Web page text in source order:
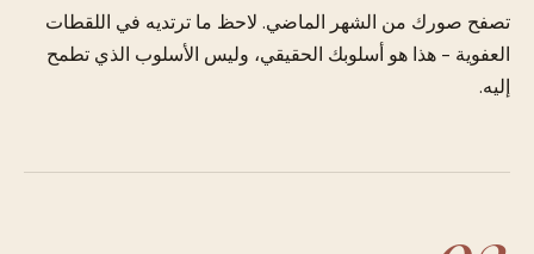
تصفح صورك من الشهر الماضي. لاحظ ما ترتديه في اللقطات
العفوية - هذا هو أسلوبك الحقيقي، وليس الأسلوب الذي تطمح
إليه.